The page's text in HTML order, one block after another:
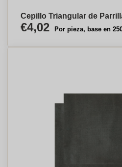
Cepillo Triangular de
€4,02 Por pieza, base en